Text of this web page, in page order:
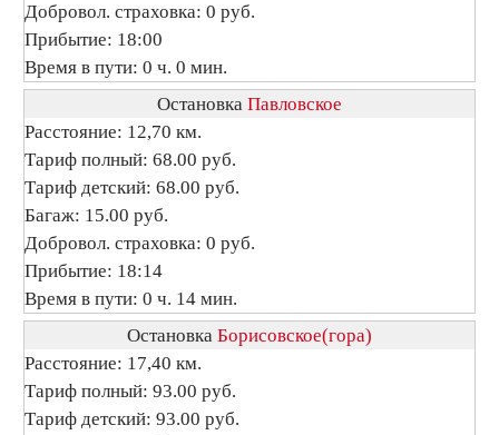
Добровол. страховка: 0 руб.
Прибытие: 18:00
Время в пути: 0 ч. 0 мин.
Остановка Павловское
Расстояние: 12,70 км.
Тариф полный: 68.00 руб.
Тариф детский: 68.00 руб.
Багаж: 15.00 руб.
Добровол. страховка: 0 руб.
Прибытие: 18:14
Время в пути: 0 ч. 14 мин.
Остановка Борисовское(гора)
Расстояние: 17,40 км.
Тариф полный: 93.00 руб.
Тариф детский: 93.00 руб.